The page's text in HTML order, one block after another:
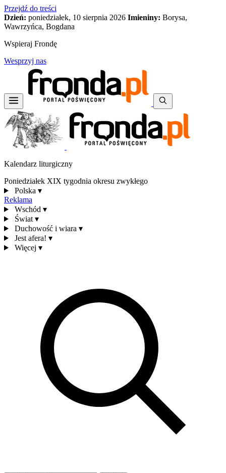
Przejdź do treści
Dzień: poniedziałek, 10 sierpnia 2026 Imieniny: Borysa,
Wawrzyńca, Bogdana
Wspieraj Frondę
Wesprzyj nas
Kalendarz liturgiczny
Poniedziałek XIX tygodnia okresu zwykłego
Polska ▾
Reklama
Wschód ▾
Świat ▾
Duchowość i wiara ▾
Jest afera! ▾
Więcej ▾